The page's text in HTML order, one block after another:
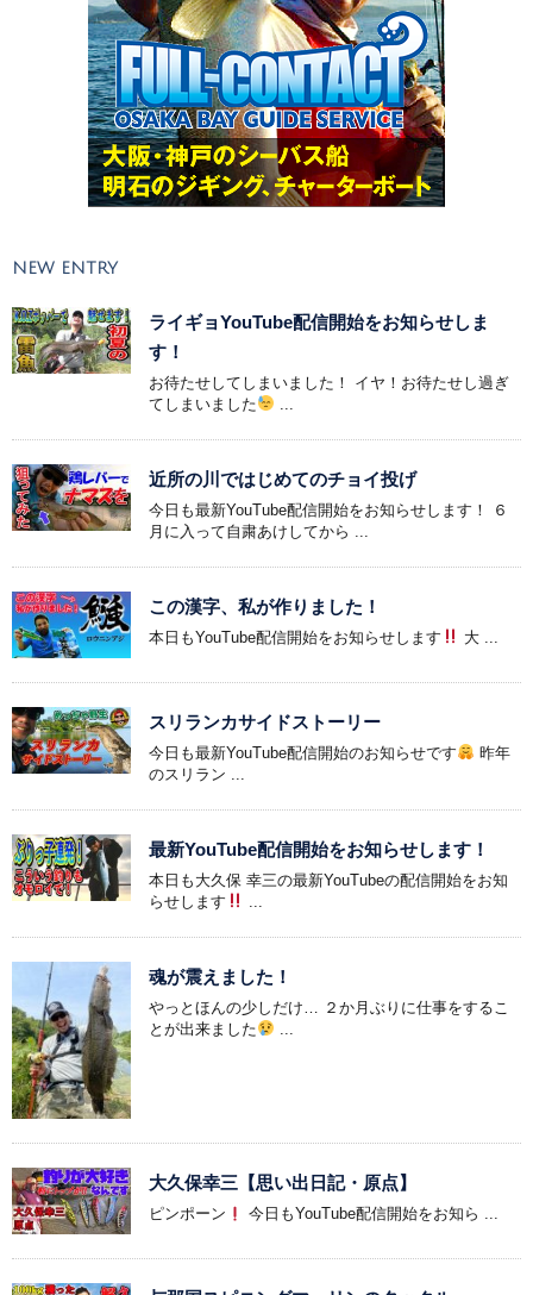
NEW ENTRY
ライギョYouTube配信開始をお知らせしま
す！
お待たせしてしまいました！ イヤ！お待たせし過ぎ
てしまいました
近所の川ではじめてのチョイ投げ
今日も最新YouTube配信開始をお知らせします！ ６
月に入って自粛あけしてから ...
この漢字、私が作りました！
本日もYouTube配信開始をお知らせします 大 ...
スリランカサイドストーリー
今日も最新YouTube配信開始のお知らせです
昨年
のスリラン ...
最新YouTube配信開始をお知らせします！
本日も大久保 幸三の最新YouTubeの配信開始をお知
らせします
魂が震えました！
やっとほんの少しだけ… ２か月ぶりに仕事をするこ
とが出来ました
大久保幸三【思い出日記・原点】
ピンポーン 今日もYouTube配信開始をお知ら ...